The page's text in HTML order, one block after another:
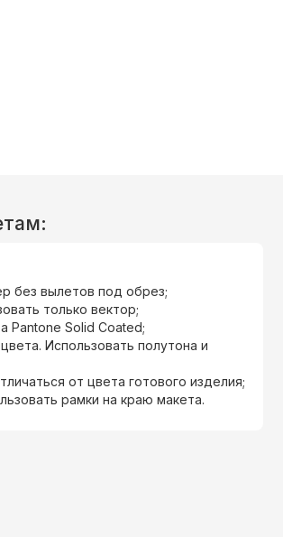
без вылетов под обрез;
только вектор;
Pantone Solid Coated;
Использовать полутона и
от цвета готового изделия;
рамки на краю макета.